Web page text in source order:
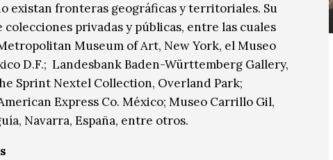
existan fronteras geográficas y territoriales. Su
privadas y públicas, entre las cuales
Museum of Art, New York, el Museo
D.F.; Landesbank Baden-Württemberg Gallery,
Sprint Nextel Collection, Overland Park;
Express Co. México; Museo Carrillo Gil,
Navarra, España, entre otros.